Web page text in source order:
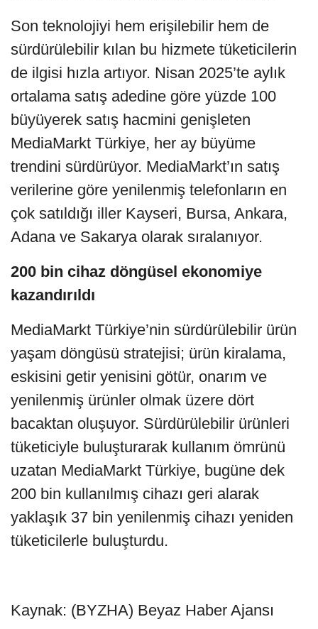
Son teknolojiyi hem erişilebilir hem de
sürdürülebilir kılan bu hizmete tüketicilerin
de ilgisi hızla artıyor. Nisan 2025’te aylık
ortalama satış adedine göre yüzde 100
büyüyerek satış hacmini genişleten
MediaMarkt Türkiye, her ay büyüme
trendini sürdürüyor. MediaMarkt’ın satış
verilerine göre yenilenmiş telefonların en
çok satıldığı iller Kayseri, Bursa, Ankara,
Adana ve Sakarya olarak sıralanıyor.
200 bin cihaz döngüsel ekonomiye
kazandırıldı
MediaMarkt Türkiye’nin sürdürülebilir ürün
yaşam döngüsü stratejisi; ürün kiralama,
eskisini getir yenisini götür, onarım ve
yenilenmiş ürünler olmak üzere dört
bacaktan oluşuyor. Sürdürülebilir ürünleri
tüketiciyle buluşturarak kullanım ömrünü
uzatan MediaMarkt Türkiye, bugüne dek
200 bin kullanılmış cihazı geri alarak
yaklaşık 37 bin yenilenmiş cihazı yeniden
tüketicilerle buluşturdu.
Kaynak: (BYZHA) Beyaz Haber Ajansı